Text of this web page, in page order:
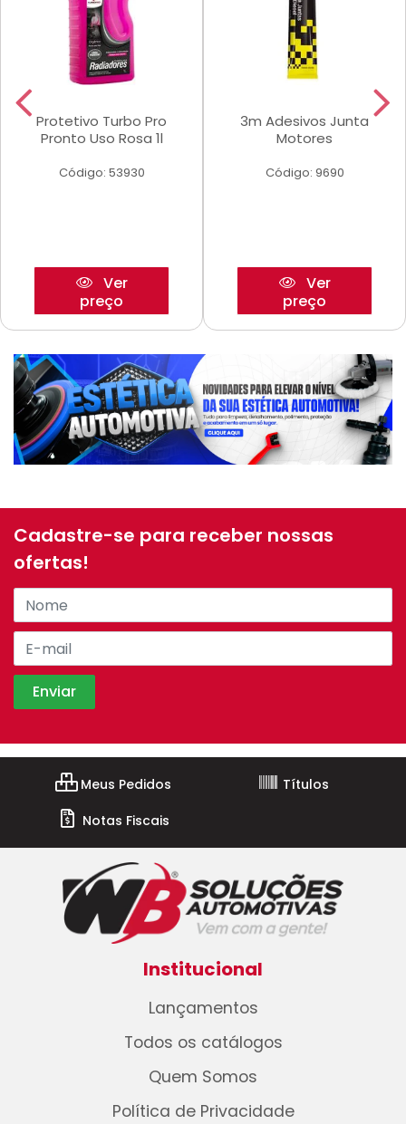
Protetivo Turbo Pro
Pronto Uso Rosa 1l
Código: 53930
Ver
preço
3m Adesivos Junta
Motores
Código: 9690
Ver
preço
Cadastre-se para receber nossas
ofertas!
Meus Pedidos
Títulos
Notas Fiscais
Institucional
Lançamentos
Todos os catálogos
Quem Somos
Política de Privacidade